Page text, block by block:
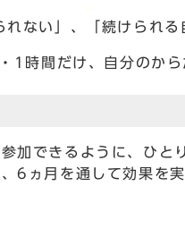
ない」、「続けられる
時間だけ、自分のから
加できるように、ひと
6ヵ月を通して効果を